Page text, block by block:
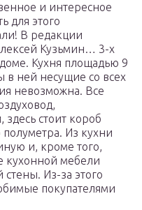
и интересное
для этого
В редакции
Кузьмин… 3-х
Кухня площадью 9
ней несущие со всех
невозможна. Все
здесь стоит короб
Из кухни
и, кроме того,
кухонной мебели
Из-за этого
покупателями